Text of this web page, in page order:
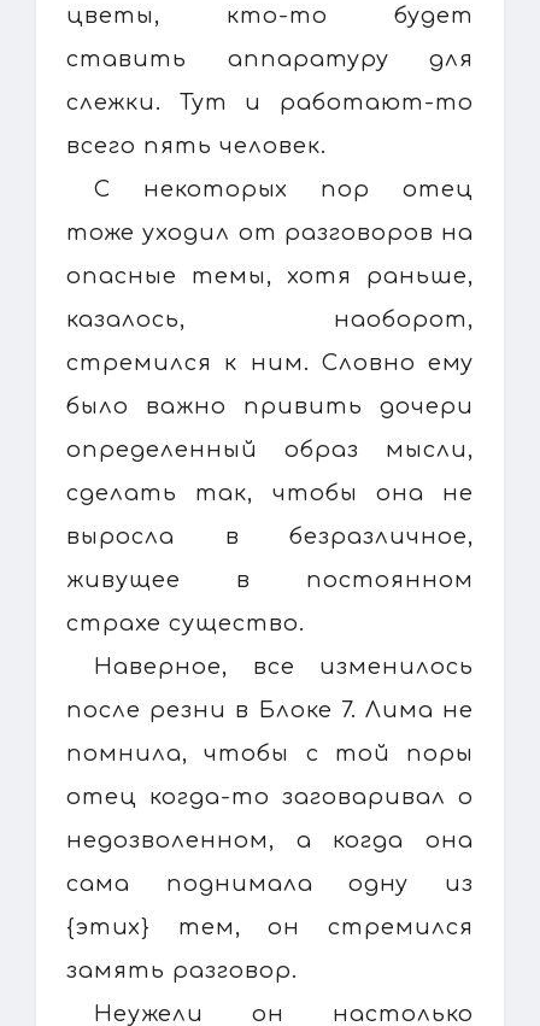
цветы, кто-то будет
ставить аппаратуру для
слежки. Тут и работают-то
всего пять человек.
С некоторых пор отец
тоже уходил от разговоров на
опасные темы, хотя раньше,
казалось, наоборот,
стремился к ним. Словно ему
было важно привить дочери
определенный образ мысли,
сделать так, чтобы она не
выросла в безразличное,
живущее в постоянном
страхе существо.
Наверное, все изменилось
после резни в Блоке 7. Лима не
помнила, чтобы с той поры
отец когда-то заговаривал о
недозволенном, а когда она
сама поднимала одну из
{этих} тем, он стремился
замять разговор.
Неужели он настолько